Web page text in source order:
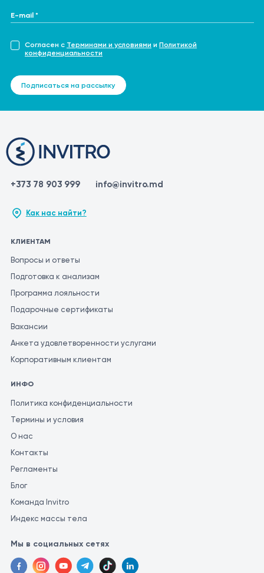
E-mail *
Согласен с Терминами и условиями и Политикой
конфиденциальности
Подписаться на рассылку
+373 78 903 999 info@invitro.md
Как нас найти?
КЛИЕНТАМ
Вопросы и ответы
Подготовка к анализам
Программа лояльности
Подарочные сертификаты
Вакансии
Анкета удовлетворенности услугами
Корпоративным клиентам
ИНФО
Политика конфиденциальности
Термины и условия
О нас
Контакты
Регламенты
Блог
Команда Invitro
Индекс массы тела
Мы в социальных сетях